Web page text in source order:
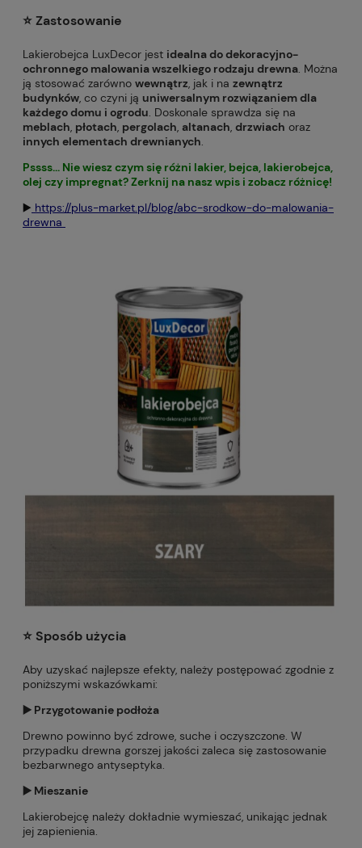
⭐️ Zastosowanie
Lakierobejca LuxDecor jest idealna do dekoracyjno-
ochronnego malowania wszelkiego rodzaju drewna . Można
ją stosować zarówno wewnątrz , jak i na zewnątrz
budynków , co czyni ją uniwersalnym rozwiązaniem dla
każdego domu i ogrodu . Doskonale sprawdza się na
meblach płotach pergolach altanach drzwiach oraz
innych elementach drewnianych
Pssss... Nie wiesz czym się różni lakier, bejca, lakierobejca,
olej czy impregnat? Zerknij na nasz wpis i zobacz różnicę!
▶️ https://plus-market.pl/blog/abc-srodkow-do-malowania-
drewna
⭐️ Sposób użycia
Aby uzyskać najlepsze efekty, należy postępować zgodnie z
poniższymi wskazówkami:
▶️ Przygotowanie podłoża
Drewno powinno być zdrowe, suche i oczyszczone. W
przypadku drewna gorszej jakości zaleca się zastosowanie
bezbarwnego antyseptyka.
▶️ Mieszanie
Lakierobejcę należy dokładnie wymieszać, unikając jednak
jej zapienienia.